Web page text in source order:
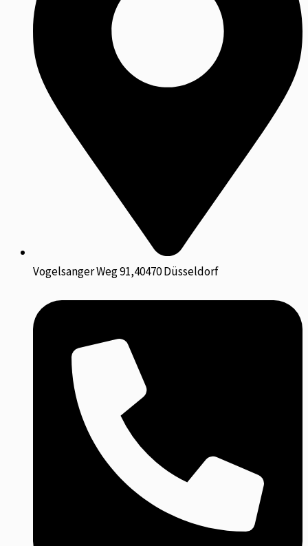
Vogelsanger Weg 91,40470 Düsseldorf